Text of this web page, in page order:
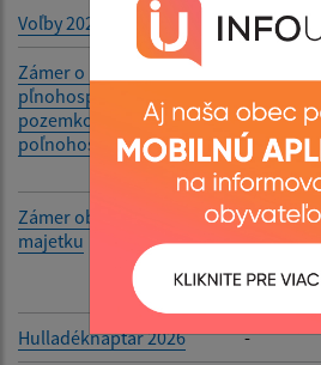
Voľby 2026 -
Zámer o prenajatí
pľnohospodár.
pozemkov na
poľnohospodársky účel
y účel
Zámer obce na prevod
majetku
spôsob
majetku
Hulladéknaptár 2026 -